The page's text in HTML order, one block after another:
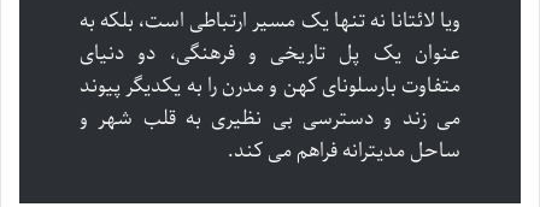
ویا لائتانا نه تنها یک مسیر ارتباطی است، بلکه به
عنوان یک پل تاریخی و فرهنگی، دو دنیای
متفاوت بارسلونای کهن و مدرن را به یکدیگر پیوند
می زند و دسترسی بی نظیری به قلب شهر و
ساحل مدیترانه فراهم می کند.